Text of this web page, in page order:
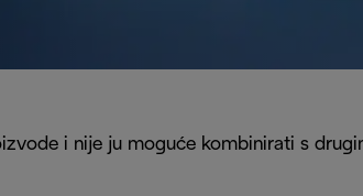
i nije ju moguće kombinirati s